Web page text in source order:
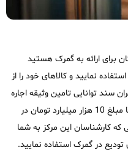
برای ارائه به گمرک هستید
نمایید و کالاهای خود را از
سند توانایی تامین وثیقه اجاره
ای برای گمرک از مبلغ 1 میلیارد تومان تا مبلغ 10 هزار میلیارد تومان در
که کارشناسان این مرکز به شما
تودیع در گمرک استفاده نمایید.